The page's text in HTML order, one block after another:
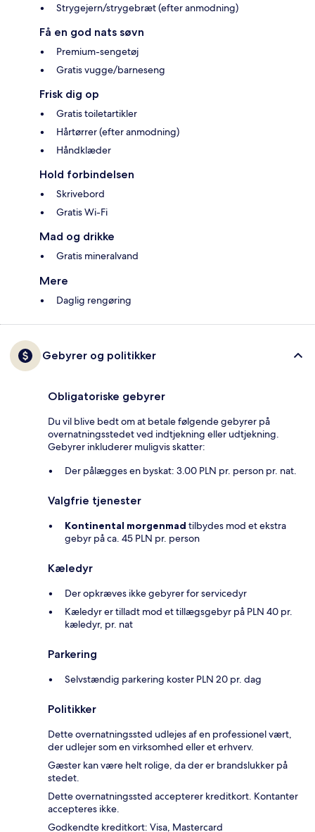
Strygejern/strygebræt (efter anmodning)
Få en god nats søvn
Premium-sengetøj
Gratis vugge/barneseng
Frisk dig op
Gratis toiletartikler
Hårtørrer (efter anmodning)
Håndklæder
Hold forbindelsen
Skrivebord
Gratis Wi-Fi
Mad og drikke
Gratis mineralvand
Mere
Daglig rengøring
Gebyrer og politikker
Obligatoriske gebyrer
Du vil blive bedt om at betale følgende gebyrer på
overnatningsstedet ved indtjekning eller udtjekning.
Gebyrer inkluderer muligvis skatter:
Der pålægges en byskat: 3.00 PLN pr. person pr. nat.
Valgfrie tjenester
Kontinental morgenmad tilbydes mod et ekstra
gebyr på ca. 45 PLN pr. person
Kæledyr
Der opkræves ikke gebyrer for servicedyr
Kæledyr er tilladt mod et tillægsgebyr på PLN 40 pr.
kæledyr, pr. nat
Parkering
Selvstændig parkering koster PLN 20 pr. dag
Politikker
Dette overnatningssted udlejes af en professionel vært,
der udlejer som en virksomhed eller et erhverv.
Gæster kan være helt rolige, da der er brandslukker på
stedet.
Dette overnatningssted accepterer kreditkort. Kontanter
accepteres ikke.
Godkendte kreditkort: Visa, Mastercard